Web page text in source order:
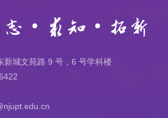
新城文苑路 9 号，6 号学科楼